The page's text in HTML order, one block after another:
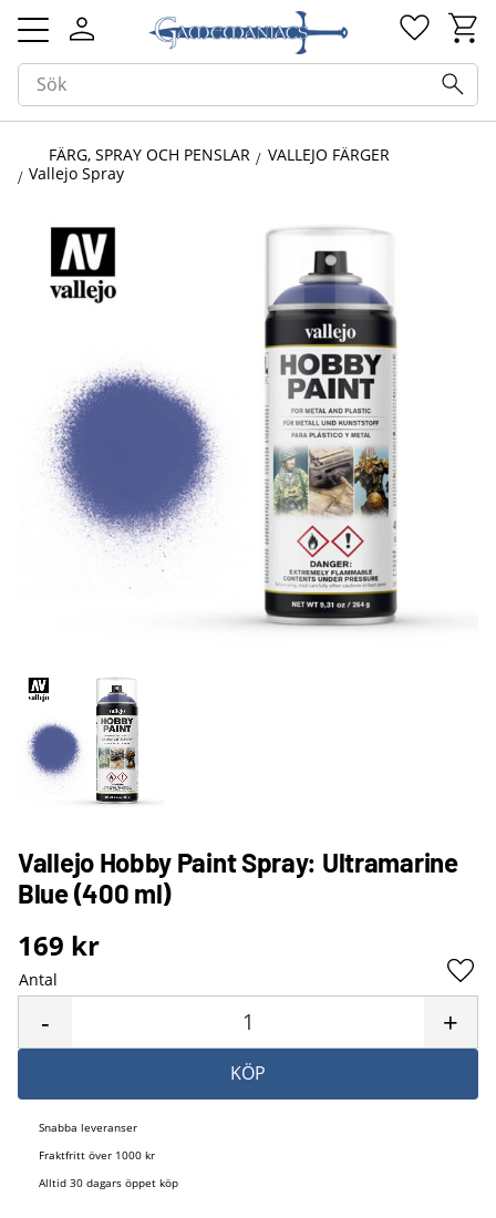
Meny
FÄRG, SPRAY OCH PENSLAR
VALLEJO FÄRGER
Vallejo Spray
Vallejo Hobby Paint Spray: Ultramarine
Blue (400 ml)
169 kr
Antal
+
-
KÖP
Snabba leveranser
Fraktfritt över 1000 kr
Alltid 30 dagars öppet köp